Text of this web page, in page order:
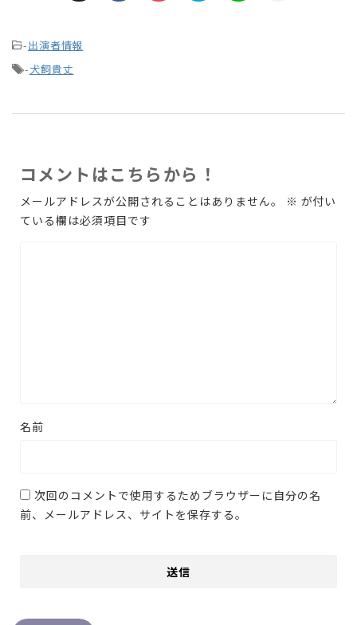
-出演者情報
-犬飼貴丈
コメントはこちらから！
メールアドレスが公開されることはありません。 ※ が付い
ている欄は必須項目です
名前
次回のコメントで使用するためブラウザーに自分の名
前、メールアドレス、サイトを保存する。